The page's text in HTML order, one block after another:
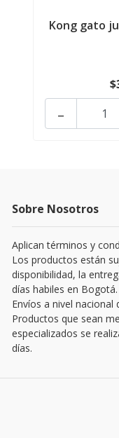
Kong gato
-
Sobre Nosotros
Aplican términos y
Los productos están
disponibilidad, la
días habiles en Bogotá.
Envíos a nivel nacional
Productos que sean
especializados se
días.